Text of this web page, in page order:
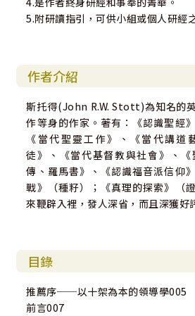
5.附研讀指引，可供小組或個人研經
作者介紹
斯托得(John R.W. Stott)為知名的
作等身的作家。著有：《認識聖經
《當代聖靈工作》、《當代講道
徒》、《當代基督教與社會》、
傳、羅馬書》、《認識福音派信仰
戰》（種籽）；《真理的探索》（
來鞭辟入裡，發人深省，而且深獲好
目錄
推薦序──以十架為本的領導學005
前言007